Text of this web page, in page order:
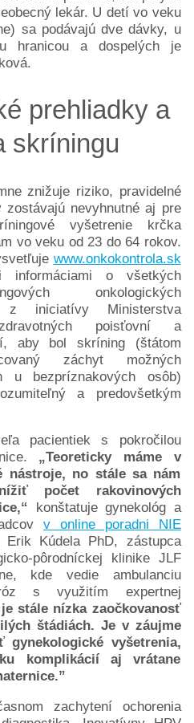
lekár. U detí vo veku
sa podávajú dve dávky, u
hranicou a dospelých je
prehliadky a
skríningu
znižuje riziko, pravidelné
zostávajú nevyhnutné aj pre
vyšetrenie krčka
vo veku od 23 do 64 rokov.
www.onkokontrola.sk
o všetkých
onkologických
z iniciatívy Ministerstva
poisťovní a
aby bol skríning (štátom
záchyt možných
u bezpríznakových osôb)
a predovšetkým
pacientiek s pokročilou
„Teoreticky máme v
nástroje, no stále sa nám
počet rakovinových
konštatuje gynekológ a
v online poradni NIE
Kúdela PhD, zástupca
pôrodníckej klinike JLF
kde vedie ambulanciu
s využitím expertnej
stále nízka zaočkovanosť
štádiách. Je v záujme
gynekologické vyšetrenia,
komplikácií aj vrátane
zachytení ochorenia